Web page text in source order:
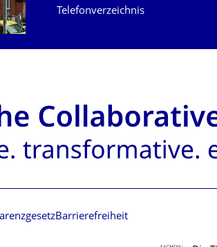
Telefonverzeichnis
Barrierefreiheit